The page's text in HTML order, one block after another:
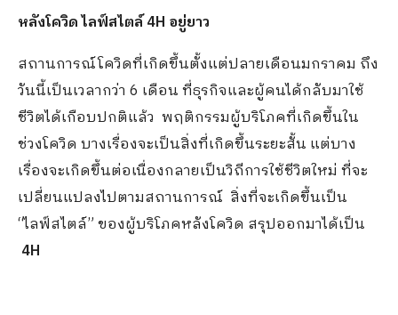
หลังโควิด ไลฟ์สไตล์4H อยู่ยาว
สถานการณ์โควิดที่เกิดขึ้นตั้งแต่ปลายเดือนมกราคม ถึง
วันนี้เป็นเวลากว่า 6 เดือน ที่ธุรกิจและผู้คนได้กลับมาใช้
ชีวิตได้เกือบปกติแล้ว พฤติกรรมผู้บริโภคที่เกิดขึ้นใน
ช่วงโควิด บางเรื่องจะเป็นสิ่งที่เกิดขึ้นระยะสั้น แต่บาง
เรื่องจะเกิดขึ้นต่อเนื่องกลายเป็นวิถีการใช้ชีวิตใหม่ ที่จะ
เปลี่ยนแปลงไปตามสถานการณ์ สิ่งที่จะเกิดขึ้นเป็น
“ไลฟ์สไตล์” ของผู้บริโภคหลังโควิด สรุปออกมาได้เป็น
4H